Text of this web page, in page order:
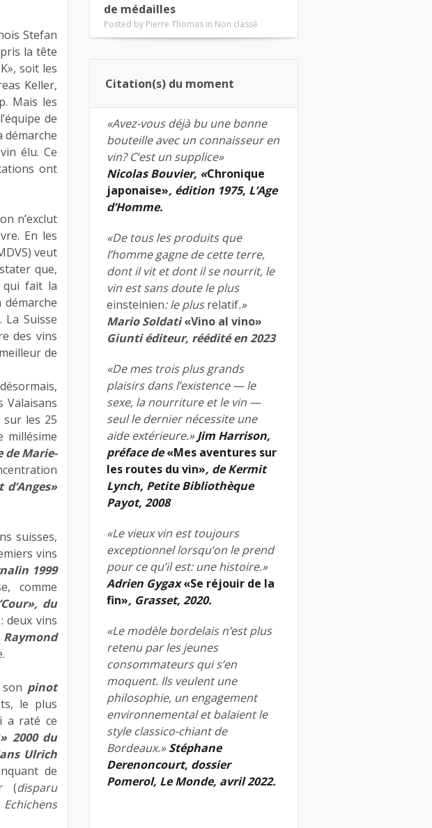
Stefan
la tête
soit les
Keller,
Mais les
de
démarche
élu. Ce
ont
n’exclut
En les
veut
que,
qui fait la
démarche
Suisse
des vins
de
Valaisans
les 25
millésime
de Marie-
d’Anges»
suisses,
vins
1999
comme
du
deux vins
pinot
le plus
a raté ce
2000 du
Ulrich
de
(disparu
de médailles
Posted by Pierre Thomas in Non classé
Citation(s) du moment
«Avez-vous déjà bu une bonne
bouteille avec un connaisseur en
vin? C’est un supplice»
Nicolas Bouvier, «Chronique
japonaise», édition 1975, L’Age
d’Homme.
«De tous les produits que
l’homme gagne de cette terre,
dont il vit et dont il se nourrit, le
vin est sans doute le plus
einsteinien: le plusrelatif.»
Mario Soldati«Vino al vino»
Giunti éditeur, réédité en 2023
«De mes trois plus grands
plaisirs dans l’existence — le
sexe, la nourriture et le vin —
seul le dernier nécessite une
aide extérieure.»Jim Harrison,
préface de«Mes aventures sur
les routes du vin», de Kermit
Lynch, Petite Bibliothèque
Payot, 2008
«Le vieux vin est toujours
exceptionnel lorsqu’on le prend
pour ce qu’il est: une histoire.»
Adrien Gygax«Se réjouir de la
fin», Grasset, 2020.
«Le modèle bordelais n’est plus
retenu par les jeunes
consommateurs qui s’en
moquent. Ils veulent une
philosophie, un engagement
environnemental et balaient le
style classico-chiant de
Bordeaux.»Stéphane
Derenoncourt, dossier
Pomerol, Le Monde, avril 2022.